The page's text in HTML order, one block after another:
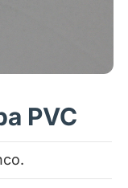
PVC